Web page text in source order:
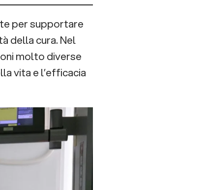
per supportare
della cura. Nel
molto diverse
vita e l’efficacia